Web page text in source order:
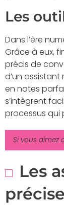
Les
Dans l’ère
Grâce à eux,
précis de
d’un
en notes
s’intègrent
processus qui
Si vous aimez
Les